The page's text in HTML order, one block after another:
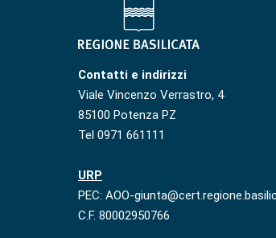
Contatti e indirizzi
Viale Vincenzo Verrastro, 4
85100 Potenza PZ
Tel 0971 661111
URP
PEC: AOO-
C.F. 80002950766